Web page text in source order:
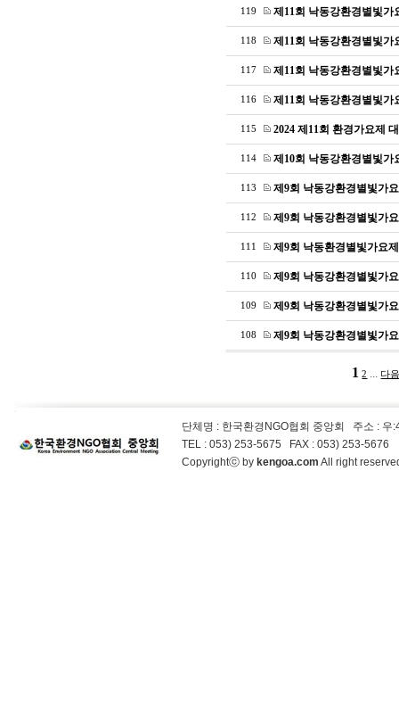
119 제11회 낙동강환경별빛가
118 제11회 낙동강환경별빛가
117 제11회 낙동강환경별빛가
116 제11회 낙동강환경별빛가
115 2024 제11회 환경가요제
114 제10회 낙동강환경별빛가
113 제9회 낙동강환경별빛가
112 제9회 낙동강환경별빛가
111 제9회 낙동환경별빛가요
110 제9회 낙동강환경별빛가
109 제9회 낙동강환경별빛가
108 제9회 낙동강환경별빛가
1 2 ... 다
단체명 : 한국환경NGO협회 중앙회 주소 : 우
TEL : 053) 253-5675 FAX : 053) 253-5676
Copyrightⓒ by kengoa.com All right